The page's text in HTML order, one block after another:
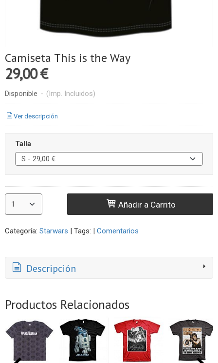
Camiseta This is the Way
29,00 €
Disponible - (Imp. Incluidos)
Ver descripción
Talla
Añadir a Carrito
Categoría: Starwars | Tags: | Comentarios
Descripción
Productos Relacionados